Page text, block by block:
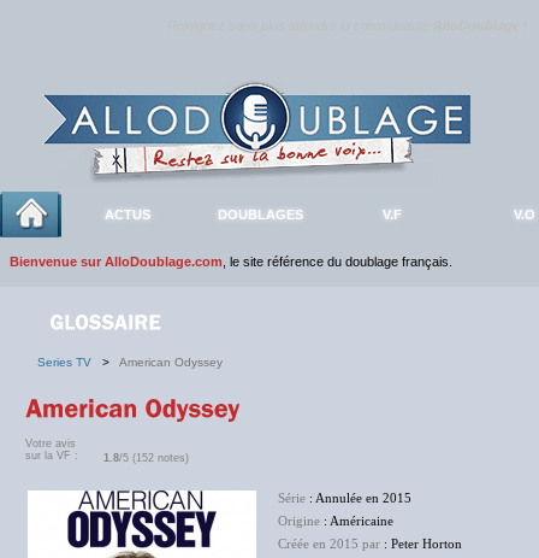
ACTUS DOUBLAGES V.F V.O
Bienvenue sur AlloDoublage.com , le site référence du doublage français.
Series TV > American Odyssey
Votre avis
sur la VF :
1.8/5 (152 notes)
Série : Annulée en 2015
Origine : Américaine
Créée en 2015 par : Peter Horton